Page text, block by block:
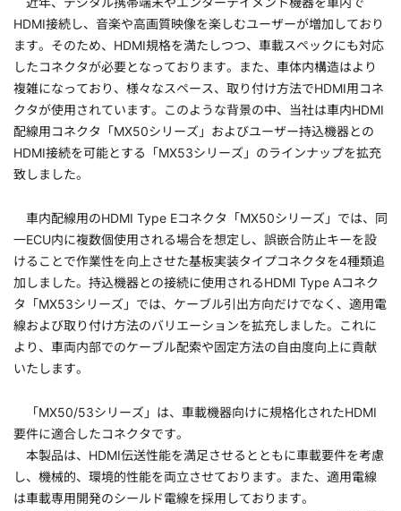
HDMI接続し、音楽や高画質映像を楽しむユーザーが増加しており
ます。そのため、HDMI規格を満たしつつ、車載スペックにも対応
したコネクタが必要となっております。また、車体内構造はより
複雑になっており、様々なスペース、取り付け方法でHDMI用コネ
クタが使用されています。このような背景の中、当社は車内HDMI
配線用コネクタ「MX50シリーズ」およびユーザー持込機器との
HDMI接続を可能とする「MX53シリーズ」のラインナップを拡充
致しました。
車内配線用のHDMI Type Eコネクタ「MX50シリーズ」では、同
一ECU内に複数個使用される場合を想定し、誤嵌合防止キーを設
けることで作業性を向上させた基板実装タイプコネクタを4種類追
加しました。持込機器との接続に使用されるHDMI Type Aコネク
タ「MX53シリーズ」では、ケーブル引出方向だけでなく、適用電
線および取り付け方法のバリエーションを拡充しました。これに
より、車両内部でのケーブル配索や固定方法の自由度向上に貢献
いたします。
「MX50/53シリーズ」は、車載機器向けに規格化されたHDMI
要件に適合したコネクタです。
本製品は、HDMI伝送性能を満足させるとともに車載要件を考慮
し、機械的、環境的性能を両立させております。また、適用電線
は車載専用開発のシールド電線を採用しております。